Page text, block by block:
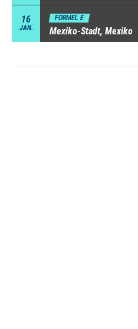
16
JAN.
FORMEL E
Mexiko-Stadt, Mexiko